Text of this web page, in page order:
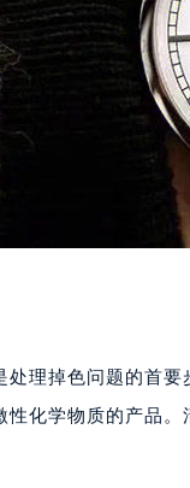
处理掉色问题的首
化学物质的产品